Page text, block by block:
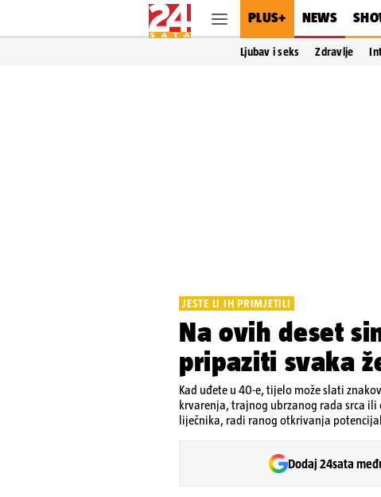
PLUS+ NEWS
Ljubav i seks Zdravlje
JESTE LI IH PRIMJETILI
Na ovih deset
pripaziti svaka
Kad uđete u 40-e, tijelo može slati
krvarenja, trajnog ubrzanog rada srca
liječnika, radi ranog otkrivanja
Dodaj 24sata